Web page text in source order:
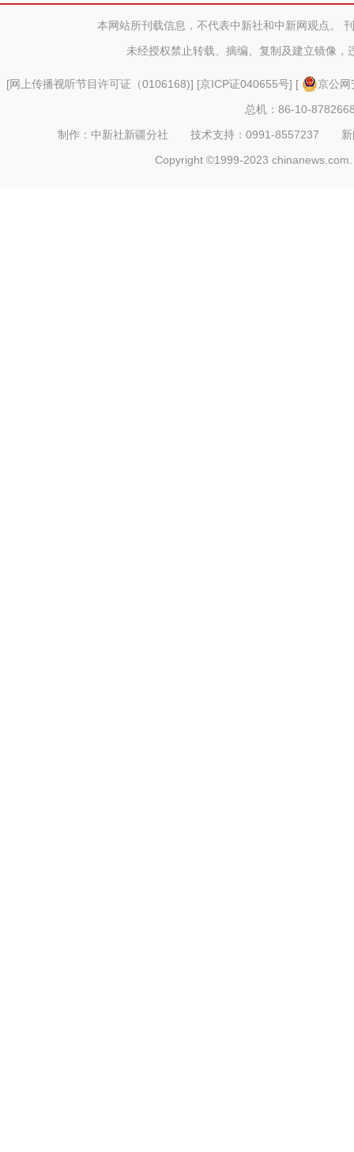
活动本网站所刊载信息，不代表中新社和中新网观点。
未经授权禁止转载、摘编、复制及建立镜像，
[网上传播视听节目许可证（0106168)] [京ICP证040655号] [
京公
总机：86-10-
制作：中新社新疆分社 技术支持：0991-8557237
Copyright ©1999-2023